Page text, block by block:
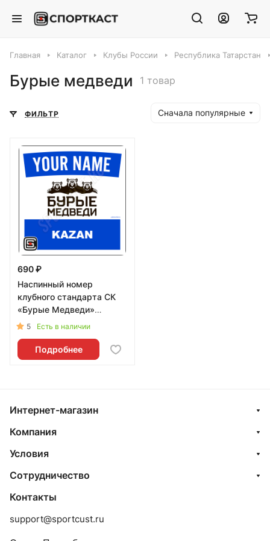
Главная Каталог Клубы России Республика Татарстан
Бурые медведи 1 товар
ФИЛЬТР Сначала популярные
690 ₽
Наспинный номер
клубного стандарта СК
«Бурые Медведи»
(Казань) 001wb - L
5 Есть в наличии
Подробнее
Интернет-магазин
Компания
Условия
Сотрудничество
Контакты
support@sportcust.ru